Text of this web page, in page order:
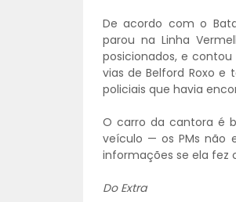
De acordo com o
parou na Linha
posicionados, e
vias de Belford Roxo e
policiais que havia
O carro da cantora é
veículo — os PMs não
informações se ela fez
Do Extra